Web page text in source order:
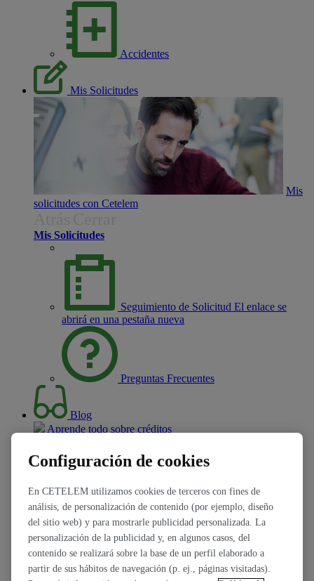
Accidentes
Mis Solicitudes
Mis
solicitudes con Cetelem
Mis Solicitudes
Seguimiento de Solicitud El enlace se
abrirá en una pestaña nueva
Preguntas Frecuentes
Blog
Aprende todo sobre créditos
Blog
Información de Créditos
Proyectos que puedes hacer
Configuración de cookies
En CETELEM utilizamos cookies de terceros con fines de
análisis, de personalización de contenido (por ejemplo, diseño
del sitio web) y para mostrarle publicidad personalizada. La
personalización de la publicidad y, en algunos casos, del
contenido se realizará sobre la base de un perfil elaborado a
partir de sus hábitos de navegación (p. ej., páginas visitadas).